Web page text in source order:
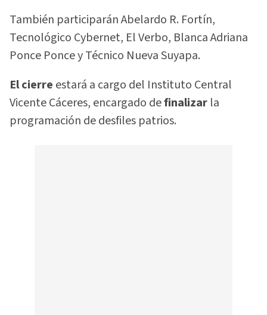
También participarán Abelardo R. Fortín,
Tecnológico Cybernet, El Verbo, Blanca Adriana
Ponce Ponce y Técnico Nueva Suyapa.
El cierre estará a cargo del Instituto Central
Vicente Cáceres, encargado definalizar la
programación de desfiles patrios.